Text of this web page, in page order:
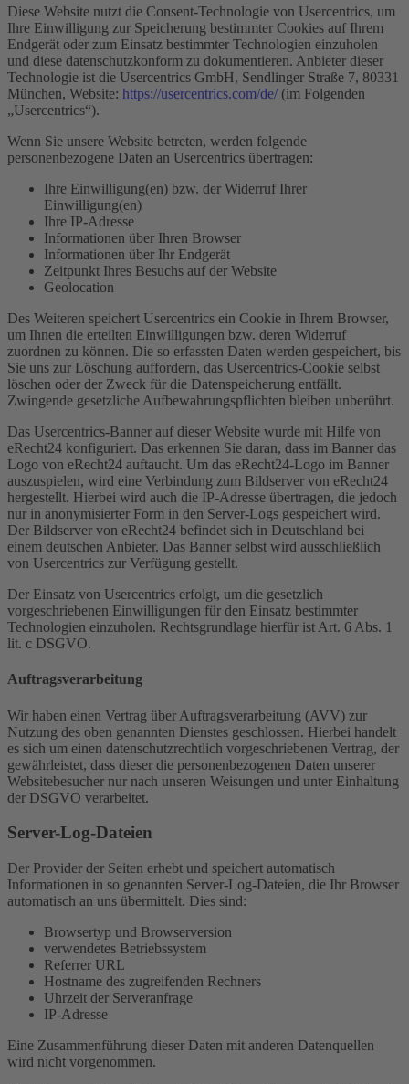
Diese Website nutzt die Consent-Technologie von Usercentrics, um
Ihre Einwilligung zur Speicherung bestimmter Cookies auf Ihrem
Endgerät oder zum Einsatz bestimmter Technologien einzuholen
und diese datenschutzkonform zu dokumentieren. Anbieter dieser
Technologie ist die Usercentrics GmbH, Sendlinger Straße 7, 80331
München, Website: https://usercentrics.com/de/ (im Folgenden
„Usercentrics“).
Wenn Sie unsere Website betreten, werden folgende
personenbezogene Daten an Usercentrics übertragen:
Ihre Einwilligung(en) bzw. der Widerruf Ihrer
Einwilligung(en)
Ihre IP-Adresse
Informationen über Ihren Browser
Informationen über Ihr Endgerät
Zeitpunkt Ihres Besuchs auf der Website
Geolocation
Des Weiteren speichert Usercentrics ein Cookie in Ihrem Browser,
um Ihnen die erteilten Einwilligungen bzw. deren Widerruf
zuordnen zu können. Die so erfassten Daten werden gespeichert, bis
Sie uns zur Löschung auffordern, das Usercentrics-Cookie selbst
löschen oder der Zweck für die Datenspeicherung entfällt.
Zwingende gesetzliche Aufbewahrungspflichten bleiben unberührt.
Das Usercentrics-Banner auf dieser Website wurde mit Hilfe von
eRecht24 konfiguriert. Das erkennen Sie daran, dass im Banner das
Logo von eRecht24 auftaucht. Um das eRecht24-Logo im Banner
auszuspielen, wird eine Verbindung zum Bildserver von eRecht24
hergestellt. Hierbei wird auch die IP-Adresse übertragen, die jedoch
nur in anonymisierter Form in den Server-Logs gespeichert wird.
Der Bildserver von eRecht24 befindet sich in Deutschland bei
einem deutschen Anbieter. Das Banner selbst wird ausschließlich
von Usercentrics zur Verfügung gestellt.
Der Einsatz von Usercentrics erfolgt, um die gesetzlich
vorgeschriebenen Einwilligungen für den Einsatz bestimmter
Technologien einzuholen. Rechtsgrundlage hierfür ist Art. 6 Abs. 1
lit. c DSGVO.
Auftragsverarbeitung
Wir haben einen Vertrag über Auftragsverarbeitung (AVV) zur
Nutzung des oben genannten Dienstes geschlossen. Hierbei handelt
es sich um einen datenschutzrechtlich vorgeschriebenen Vertrag, der
gewährleistet, dass dieser die personenbezogenen Daten unserer
Websitebesucher nur nach unseren Weisungen und unter Einhaltung
der DSGVO verarbeitet.
Server-Log-Dateien
Der Provider der Seiten erhebt und speichert automatisch
Informationen in so genannten Server-Log-Dateien, die Ihr Browser
automatisch an uns übermittelt. Dies sind:
Browsertyp und Browserversion
verwendetes Betriebssystem
Referrer URL
Hostname des zugreifenden Rechners
Uhrzeit der Serveranfrage
IP-Adresse
Eine Zusammenführung dieser Daten mit anderen Datenquellen
wird nicht vorgenommen.